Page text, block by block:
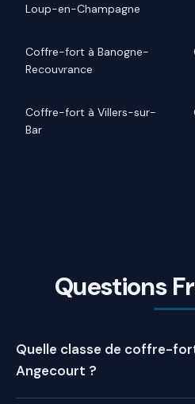
Loup-en-Champagne
Coffre-fort à Banogne-
Recouvrance
Coffre-fort à Villers-sur-
Bar
Questions
Quelle classe de coffre-
Angecourt ?